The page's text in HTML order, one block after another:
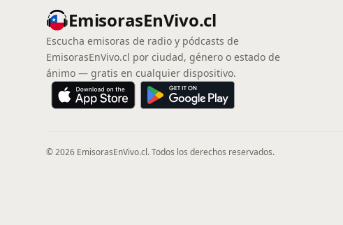
EmisorasEnVivo.cl
Escucha emisoras de radio y pódcasts de
EmisorasEnVivo.cl por ciudad, género o estado de
ánimo — gratis en cualquier dispositivo.
© 2026 EmisorasEnVivo.cl. Todos los derechos reservados.